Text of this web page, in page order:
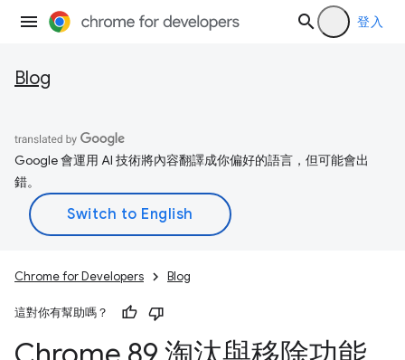
登入
Blog
Google 會運用 AI 技術將內容翻譯成你偏好的語言，但可能會出
錯。
Chrome for Developers Blog
這對你有幫助嗎？